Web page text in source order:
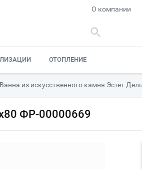
О компании
ОТОПЛЕНИЕ
Ванна из искусственного камня Эстет
ФР-00000669